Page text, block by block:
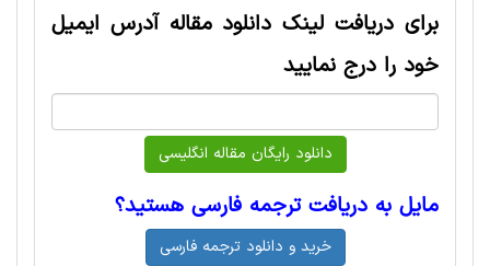
برای دریافت لینک دانلود مقاله آدرس ایمیل
خود را درج نمایید
مایل به دریافت ترجمه فارسی هستید؟